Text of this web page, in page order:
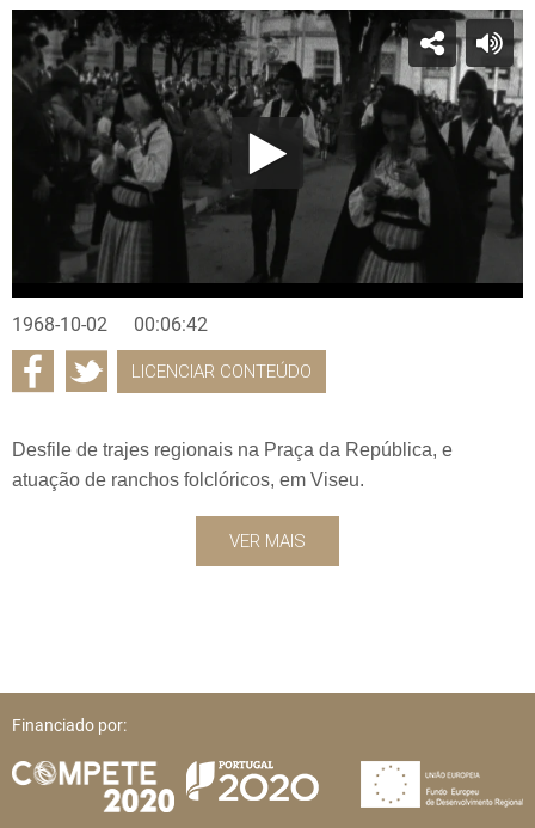
1968-10-02 00:06:42
LICENCIAR CONTEÚDO
Desfile de trajes regionais na Praça da República, e
atuação de ranchos folclóricos, em Viseu.
VER MAIS
Financiado por: